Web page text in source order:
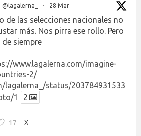
@lagalerna_ · 28 Mar
de las selecciones nacionales no
más. Nos pirra ese rollo. Pero
de siempre
www.lagalerna.com/imagine-
2/
lagalerna_/status/203784931533
1
2
17 X